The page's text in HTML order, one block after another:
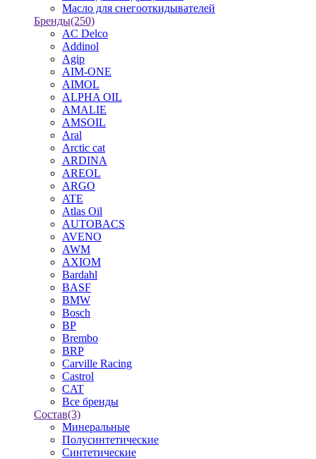
Масло для снегооткидывателей
Бренды(250)
AC Delco
Addinol
Agip
AIM-ONE
AIMOL
ALPHA OIL
AMALIE
AMSOIL
Aral
Arctic cat
ARDINA
AREOL
ARGO
ATE
Atlas Oil
AUTOBACS
AVENO
AWM
AXIOM
Bardahl
BASF
BMW
Bosch
BP
Brembo
BRP
Carville Racing
Castrol
CAT
Все бренды
Состав(3)
Минеральные
Полусинтетические
Синтетические